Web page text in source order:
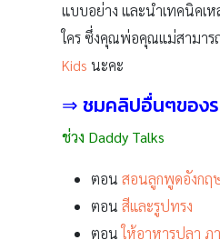
แบบอย่าง และนำเทคนิคเ
ใคร ซึ่งคุณพ่อคุณแม่สามาร
Kids นะคะ
⇒ ชมคลิปอื่นๆของร
ช่วง Daddy Talks
ตอน สอนลูกพูดอังกฤ
ตอน สีและรูปทรง
ตอนให้อาหารปลา ภ